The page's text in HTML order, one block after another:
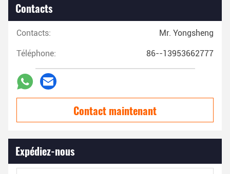
Contacts
Contacts: Mr. Yongsheng
Téléphone: 86--13953662777
Contact maintenant
Expédiez-nous